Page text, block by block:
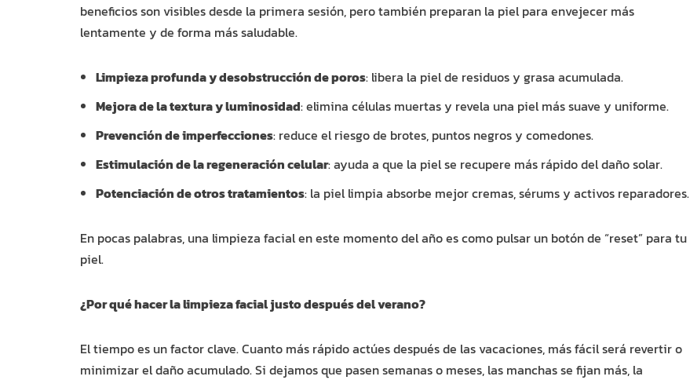
beneficios son visibles desde la primera sesión, pero también preparan la piel para envejecer más
lentamente y de forma más saludable.
Limpieza profunda y desobstrucción de poros: libera la piel de residuos y grasa acumulada.
Mejora de la textura y luminosidad: elimina células muertas y revela una piel más suave y uniforme.
Prevención de imperfecciones: reduce el riesgo de brotes, puntos negros y comedones.
Estimulación de la regeneración celular: ayuda a que la piel se recupere más rápido del daño solar.
Potenciación de otros tratamientos: la piel limpia absorbe mejor cremas, sérums y activos reparadores.
En pocas palabras, una limpieza facial en este momento del año es como pulsar un botón de “reset” para tu
piel.
¿Por qué hacer la limpieza facial justo después del verano?
El tiempo es un factor clave. Cuanto más rápido actúes después de las vacaciones, más fácil será revertir o
minimizar el daño acumulado. Si dejamos que pasen semanas o meses, las manchas se fijan más, la